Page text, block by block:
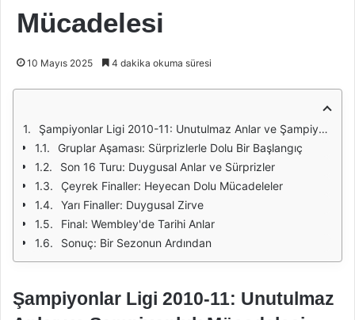
Mücadelesi
10 Mayıs 2025 4 dakika okuma süresi
Şampiyonlar Ligi 2010-11: Unutulmaz Anlar ve Şampiyonluk Mücadelesi
Gruplar Aşaması: Sürprizlerle Dolu Bir Başlangıç
Son 16 Turu: Duygusal Anlar ve Sürprizler
Çeyrek Finaller: Heyecan Dolu Mücadeleler
Yarı Finaller: Duygusal Zirve
Final: Wembley'de Tarihi Anlar
Sonuç: Bir Sezonun Ardından
Şampiyonlar Ligi 2010-11: Unutulmaz